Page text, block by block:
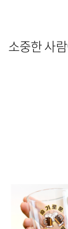
소중한 사